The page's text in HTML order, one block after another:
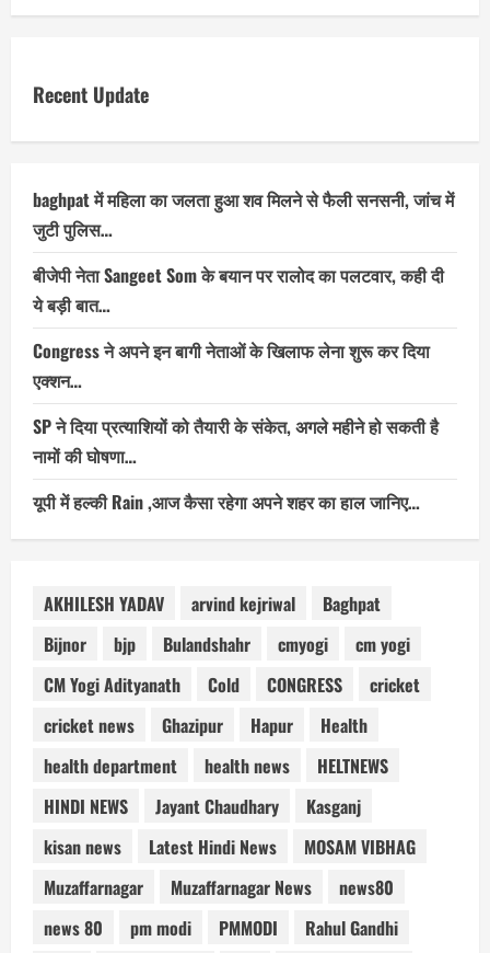
Recent Update
baghpat में महिला का जलता हुआ शव मिलने से फैली सनसनी, जांच में
जुटी पुलिस…
बीजेपी नेता Sangeet Som के बयान पर रालोद का पलटवार, कही दी
ये बड़ी बात…
Congress ने अपने इन बागी नेताओं के खिलाफ लेना शुरू कर दिया
एक्शन…
SP ने दिया प्रत्याशियों को तैयारी के संकेत, अगले महीने हो सकती है
नामों की घोषणा…
यूपी में हल्की Rain ,आज कैसा रहेगा अपने शहर का हाल जानिए…
AKHILESH YADAV arvind kejriwal
Baghpat
Bijnor
bjp Bulandshahr cmyogi
cm yogi
CM Yogi Adityanath
Cold CONGRESS
cricket
cricket news
Ghazipur Hapur
Health
health department
health news
HELTNEWS
HINDI NEWS
Jayant Chaudhary
Kasganj
kisan news
Latest Hindi News
MOSAM VIBHAG
Muzaffarnagar
Muzaffarnagar News
news80
news 80
pm modi PMMODI
Rahul Gandhi